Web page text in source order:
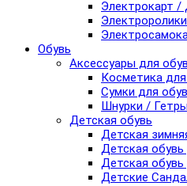
Электрокарт
Обувь
Аксессуары для
Косметика
Сумки для
Шнурки / Гетры
Детская обувь
Детская
Детская
Детская
Детские